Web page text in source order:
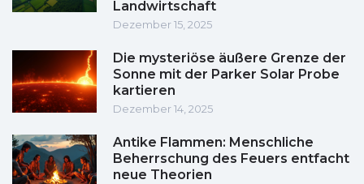
Landwirtschaft
Dezember 15, 2025
Die mysteriöse äußere Grenze der
Sonne mit der Parker Solar Probe
kartieren
Dezember 14, 2025
Antike Flammen: Menschliche
Beherrschung des Feuers entfacht
neue Theorien